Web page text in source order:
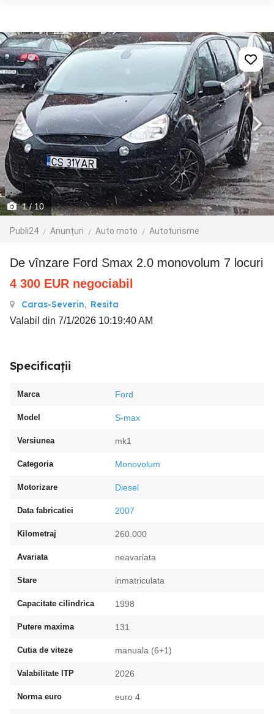
1/ 10
Publi24 Anunțuri Auto moto Autoturisme
De vînzare Ford Smax 2.0 monovolum 7 locuri
4 300 EUR negociabil
Caras-Severin, Resita
Valabil din 7/1/2026 10:19:40 AM
Specificații
Marca Ford
Model S-max
Versiunea mk1
Categoria Monovolum
Motorizare Diesel
Data fabricatiei 2007
Kilometraj 260.000
Avariata neavariata
Stare inmatriculata
Capacitate cilindrica 1998
Putere maxima 131
Cutia de viteze manuala (6+1)
Valabilitate ITP 2026
Norma euro euro 4